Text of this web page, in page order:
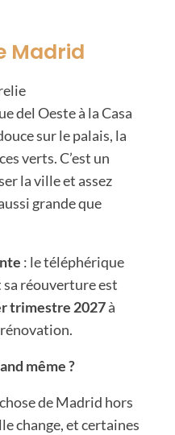
Madrid
del Oeste à la Casa
sur le palais, la
verts. C’est un
la ville et assez
grande que
: le téléphérique
sa réouverture est
trimestre 2027à
même ?
de Madrid hors
change, et certaines